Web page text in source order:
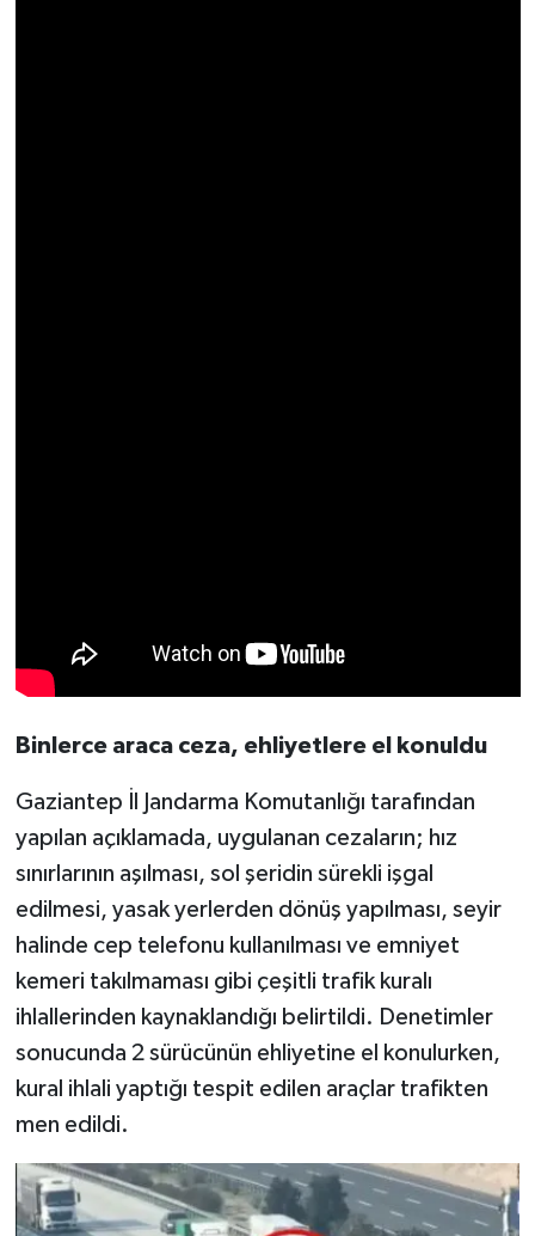
Binlerce araca ceza, ehliyetlere el konuldu
Gaziantep İl Jandarma Komutanlığı tarafından
yapılan açıklamada, uygulanan cezaların; hız
sınırlarının aşılması, sol şeridin sürekli işgal
edilmesi, yasak yerlerden dönüş yapılması, seyir
halinde cep telefonu kullanılması ve emniyet
kemeri takılmaması gibi çeşitli trafik kuralı
ihlallerinden kaynaklandığı belirtildi. Denetimler
sonucunda 2 sürücünün ehliyetine el konulurken,
kural ihlali yaptığı tespit edilen araçlar trafikten
men edildi.